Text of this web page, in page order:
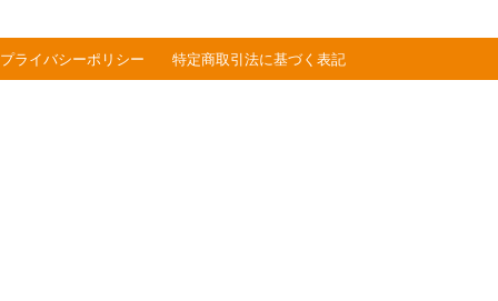
プライバシーポリシー 特定商取引法に基づく表記